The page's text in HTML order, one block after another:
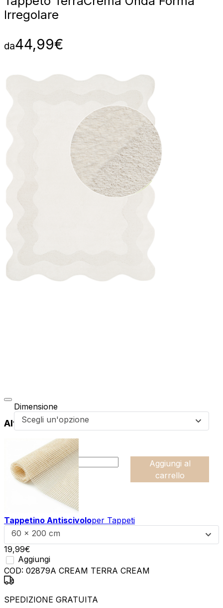
Irregolare
da44,99€
Dimensione
Scegli un'opzione
44,99€
:product_name quantity
-
+
Aggiungi al
carrello
Altri prodotti di questa collezione
Tappetino Antiscivoloper Tappeti
60 x 200 cm
19,99€
Aggiungi
COD: 02879A CREAM TERRA CREAM
SPEDIZIONE GRATUITA